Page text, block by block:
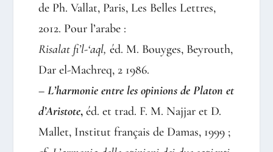
de Ph. Vallat, Paris, Les Belles Lettres,
2012. Pour l’arabe :
Risalat fi’l-‘aql, éd. M. Bouyges, Beyrouth,
Dar el-Machreq, 2 1986.
– L’harmonie entre les opinions de Platon et
d’Aristote,éd. et trad. F. M. Najjar et D.
Mallet, Institut français de Damas, 1999 ;